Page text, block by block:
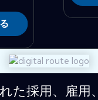
た採用、雇用